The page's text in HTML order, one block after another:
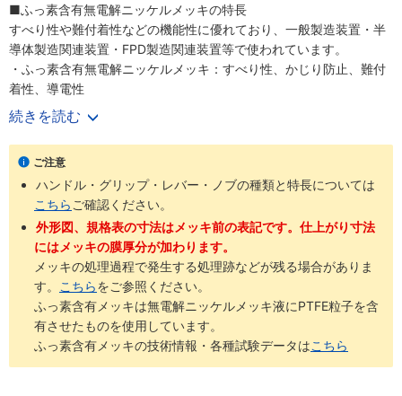
■ふっ素含有無電解ニッケルメッキの特長
すべり性や難付着性などの機能性に優れており、一般製造装置・半
導体製造関連装置・FPD製造関連装置等で使われています。
・ふっ素含有無電解ニッケルメッキ：すべり性、かじり防止、難付
着性、導電性
■ご留意事項
メッキの処理過程で発生する処理跡などが残る場合があります。こ
ちら をご参照ください。
■製品特長
汎用的な定番のローレットノブです。めねじタイプ・おねじタイプ
で、M3～M10までのご用意です。
続きを読む
ご注意
ハンドル・グリップ・レバー・ノブの種類と特長については
こちら ご確認ください。
外形図、規格表の寸法はメッキ前の表記です。仕上がり寸法
にはメッキの膜厚分が加わります。
メッキの処理過程で発生する処理跡などが残る場合がありま
す。
こちらをご参照ください。
ふっ素含有メッキは無電解ニッケルメッキ液にPTFE粒子を含
有させたものを使用しています。
ふっ素含有メッキの技術情報・各種試験データはこちら